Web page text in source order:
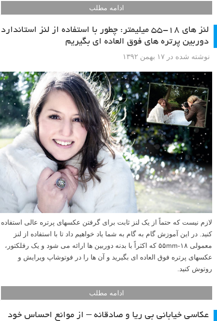
ادامه مطلب
لنز های ۱۸-۵۵ میلیمتر: چطور با استفاده از لنز استاندارد
دوربین پرتره های فوق العاده ای بگیریم
نوشته شده در ۱۷ بهمن ۱۳۹۲
لازم نیست که حتماً از یک لنز ثابت برای گرفتن عکسهای پرتره عالی استفاده
کنید. در این آموزش گام به گام به شما یاد خواهیم داد تا با استفاده از لنز
معمولی ۱۸-۵۵mm که اکثراً با بدنه دوربین ها ارائه می شود و یک رفلکتور،
عکسهای پرتره فوق العاده ای بگیرید و آن ها را در فوتوشاپ ویرایش و
روتوش کنید.
ادامه مطلب
عکاسی خیابانی بی ریا و صادقانه – از موانع احساس خود